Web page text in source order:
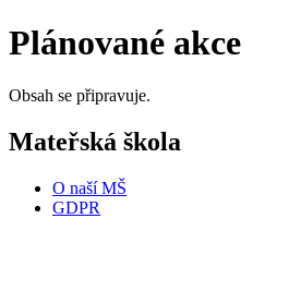
Plánované akce
Obsah se připravuje.
Mateřská škola
O naší MŠ
GDPR